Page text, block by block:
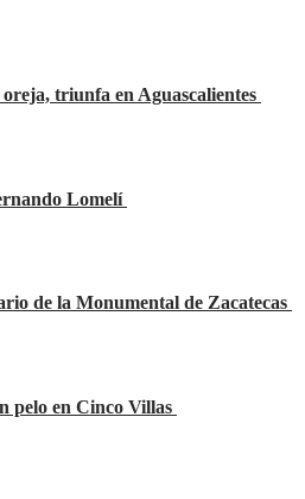
triunfa en Aguascalientes
Lomelí
de la Monumental de Zacatecas
pelo en Cinco Villas